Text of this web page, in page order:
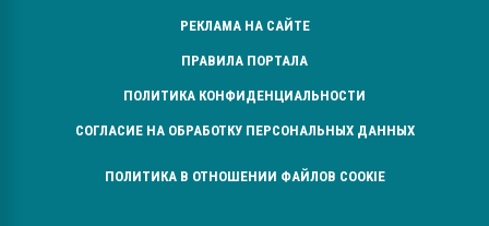
РЕКЛАМА НА САЙТЕ
ПРАВИЛА ПОРТАЛА
ПОЛИТИКА КОНФИДЕНЦИАЛЬНОСТИ
СОГЛАСИЕ НА ОБРАБОТКУ ПЕРСОНАЛЬНЫХ ДАННЫХ
ПОЛИТИКА В ОТНОШЕНИИ ФАЙЛОВ COOKIE